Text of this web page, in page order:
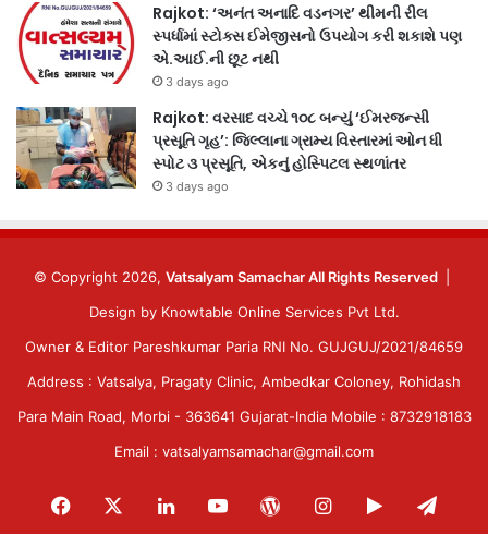
Rajkot: ‘અનંત અનાદિ વડનગર’ થીમની રીલ
સ્પર્ધામાં સ્ટોક્સ ઈમેજીસનો ઉપયોગ કરી શકાશે પણ
એ.આઈ.ની છૂટ નથી
3 days ago
Rajkot: વરસાદ વચ્ચે ૧૦૮ બન્યું ‘ઈમરજન્સી
પ્રસૂતિ ગૃહ’: જિલ્લાના ગ્રામ્ય વિસ્તારમાં ઓન ધી
સ્પોટ ૩ પ્રસૂતિ, એકનું હોસ્પિટલ સ્થળાંતર
3 days ago
© Copyright 2026, Vatsalyam Samachar All Rights Reserved
Design by Knowtable Online Services Pvt Ltd.
Owner & Editor Pareshkumar Paria RNI No. GUJGUJ/2021/84659
Address : Vatsalya, Pragaty Clinic, Ambedkar Coloney, Rohidash
Para Main Road, Morbi - 363641 Gujarat-India Mobile : 8732918183
Email : vatsalyamsamachar@gmail.com
Facebook LinkedInYouTubeWordPressInstagram
Google